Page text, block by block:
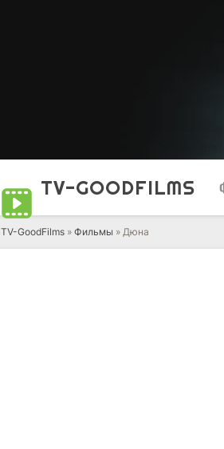
TV-GOODFILMS
TV-GoodFilms » Фильмы » Дюна